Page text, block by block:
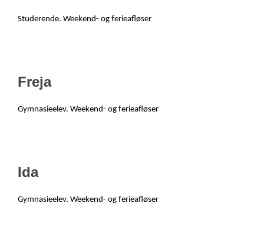
Studerende. Weekend- og ferieafløser
Freja
Gymnasieelev. Weekend- og ferieafløser
Ida
Gymnasieelev. Weekend- og ferieafløser